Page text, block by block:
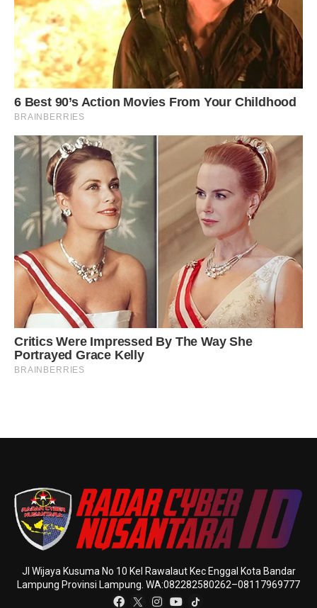
Jl Wijaya Kusuma No 10 Kel Rawalaut Kec Enggal Kota Bandar
Lampung Provinsi Lampung. WA:082282580262–08117969777